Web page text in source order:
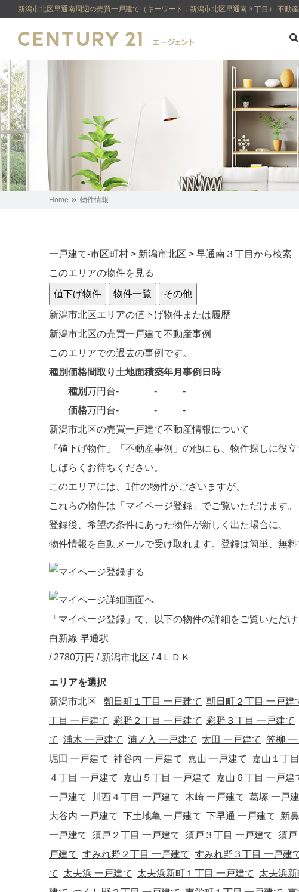
新潟市北区早通南周辺の売買一戸建て（キーワード：新潟市北区早通南３丁目） 不動
Home 物件情報
一戸建て-市区町村 > 新潟市北区 > 早通南３丁目から検索
このエリアの物件を見る
値下げ物件 物件一覧 その他
新潟市北区エリアの値下げ物件または履歴
新潟市北区の売買一戸建て不動産事例
このエリアでの過去の事例です。
種別価格間取り 土地面積築年月 事例日時
種別万円台- -
-
価格万円台- -
-
新潟市北区の売買一戸建て不動産情報について
「値下げ物件」「不動産事例」の他にも、物件探しに役
しばらくお待ちください。
このエリアには、 1件の物件がございますが、
これらの物件は「マイページ登録」でご覧いただけます。
登録後、希望の条件にあった物件が新しく出た場合に、
物件情報を自動メールで受け取れます。登録は簡単、無料
「マイページ登録」で、以下の物件の詳細をご覧いただけ
白新線 早通駅
/ 2780万円 / 新潟市北区 / 4ＬＤＫ
エリアを選択
新潟市北区 朝日町１丁目 一戸建て 朝日町２丁目 一戸建
丁目 一戸建て 彩野２丁目 一戸建て 彩野３丁目 一戸建て
て 浦木 一戸建て 浦ノ入 一戸建て 太田 一戸建て 笠柳 一
堀田 一戸建て 神谷内 一戸建て 嘉山 一戸建て 嘉山１丁
４丁目 一戸建て 嘉山５丁目 一戸建て 嘉山６丁目 一戸建
一戸建て
川西４丁目 一戸建て 木崎 一戸建て 葛塚 一戸
大谷内 一戸建て 下土地亀 一戸建て 下早通 一戸建て 新
一戸建て 須戸２丁目 一戸建て 須戸３丁目 一戸建て 須戸
戸建て すみれ野２丁目 一戸建て すみれ野３丁目 一戸建
て
太夫浜 一戸建て 太夫浜新町１丁目 一戸建て 太夫浜